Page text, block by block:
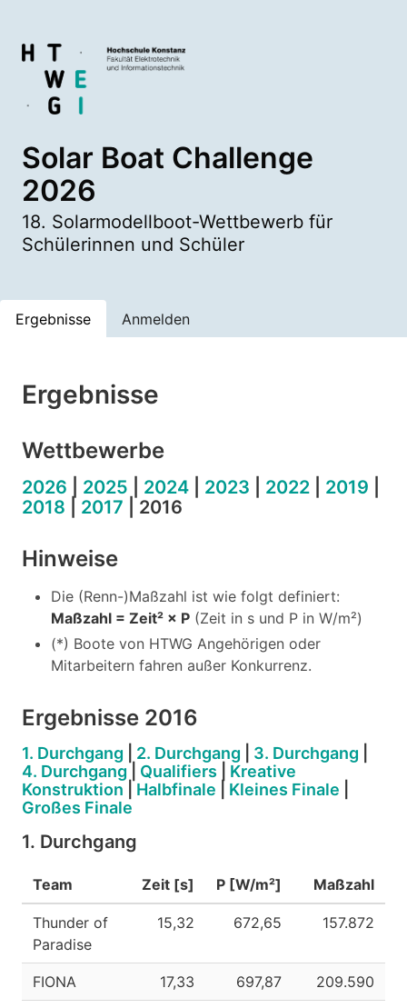
Solar Boat Challenge
2026
18. Solarmodellboot-Wettbewerb für
Schülerinnen und Schüler
Ergebnisse Anmelden
Ergebnisse
Wettbewerbe
2026 2025 2024 2023 2022 2019
2018
2017 | 2016
Hinweise
Die (Renn-)Maßzahl ist wie folgt definiert:
Maßzahl = Zeit² × P (Zeit in s und P in W/m²)
(*) Boote von HTWG Angehörigen oder
Mitarbeitern fahren außer Konkurrenz.
Ergebnisse 2016
1. Durchgang 2. Durchgang 3. Durchgang
4. Durchgang
Qualifiers
Kreative
Konstruktion
Halbfinale Kleines Finale
Großes Finale
1. Durchgang
Team Zeit [s] P [W/m²] Maßzahl
Thunder of
Paradise
15,32 672,65 157.872
FIONA 17,33 697,87 209.590